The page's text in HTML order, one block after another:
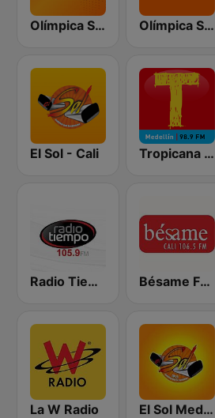
Olímpica Stereo - Medellín 104.9 FM Olímpica Stereo Cali 104.5 FM
El Sol - Cali Tropicana Medellín
Radio Tiempo Medellín Bésame FM Cali
La W Radio El Sol Medellín